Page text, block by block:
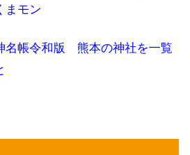
まモン
名帳令和版 熊本の神社を一覧